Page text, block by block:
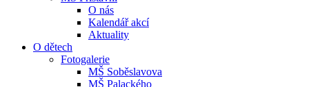
O nás
Kalendář akcí
Aktuality
O dětech
Fotogalerie
MŠ Soběslavova
MŠ Palackého